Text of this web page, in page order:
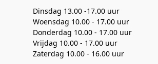
Dinsdag 13.00 -17.00 uur
Woensdag 10.00 - 17.00 uur
Donderdag 10.00 - 17.00 uur
Vrijdag 10.00 - 17.00 uur
Zaterdag 10.00 - 16.00 uur